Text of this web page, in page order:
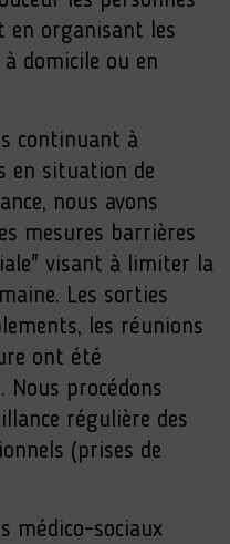
en organisant les
domicile ou en
continuant à
en situation de
nous avons
mesures barrières
visant à limiter la
Les sorties
les réunions
ont été
procédons
régulière des
(prises de
médico-sociaux